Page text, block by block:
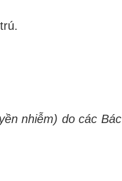
nhiễm) do các Bác